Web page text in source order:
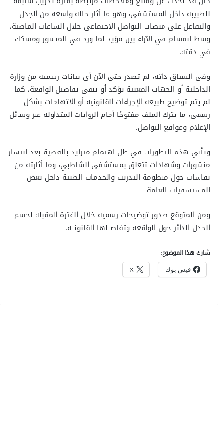
للطبيبة داخل المستشفى، وهو ما أثار حالة واسعة من الجدل
والتفاعل على منصات التواصل الاجتماعي خلال الساعات الماضية،
وسط انقسام في الآراء بين مؤيد لما ورد في المنشور ومشكك
في دقته.
وفي السياق ذاته، لم تصدر حتى الآن أي بيانات رسمية من وزارة
الداخلية أو الجهات المعنية تؤكد أو تنفي تفاصيل الواقعة، كما
لم يتم توضيح طبيعة الإجراءات القانونية أو الاتهامات بشكل
رسمي، ما يترك الملف مفتوحًا أمام الروايات المتداولة عبر وسائل
الإعلام ومواقع التواصل.
وتأتي هذه التطورات في ظل اهتمام متزايد بالقضية بعد انتشار
منشورات وشهادات تتعلق بمستشفى الشاطبي، وما أثارته من
نقاشات حول منظومة التدريب والخدمات الطبية داخل بعض
المستشفيات العامة.
ومن المتوقع صدور توضيحات رسمية خلال الفترة المقبلة لحسم
الجدل الدائر حول الواقعة وتفاصيلها القانونية.
شارك هذا الموضوع:
فيس بوك X